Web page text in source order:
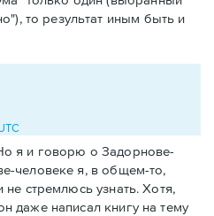
то результат иным быть и
я и говорю о Задорнове-
человеке я, в общем-то,
не стремлюсь узнать. Хотя,
даже написал книгу на тему